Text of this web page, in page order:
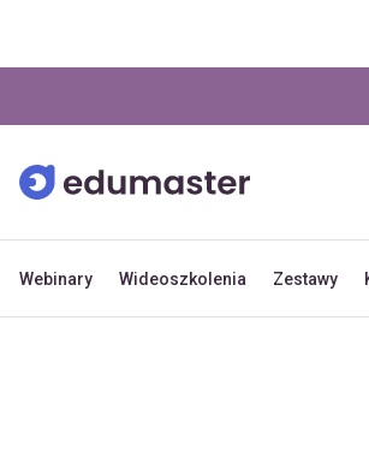
Webinary Wideoszkolenia Zestawy